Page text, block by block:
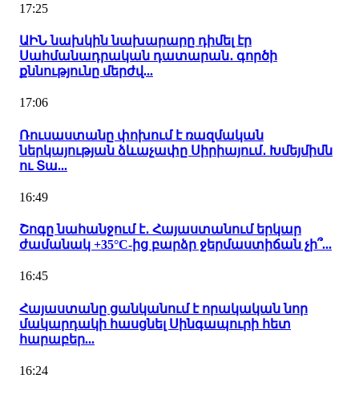
17:25
ԱԻՆ նախկին նախարարը դիմել էր
Սահմանադրական դատարան․ գործի
քննությունը մերժվ...
17:06
Ռուսաստանը փոխում է ռազմական
ներկայության ձևաչափը Սիրիայում․ Խմեյմիմն
ու Տա...
16:49
Շոգը նահանջում է․ Հայաստանում երկար
ժամանակ +35°C-ից բարձր ջերմաստիճան չի՞...
16:45
Հայաստանը ցանկանում է որակական նոր
մակարդակի հասցնել Սինգապուրի հետ
հարաբեր...
16:24